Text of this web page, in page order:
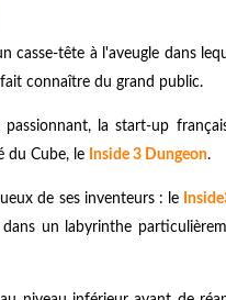
casse-tête à l'aveugle dans
connaître du grand public.
la start-up
du Cube, le Inside 3 Dungeon.
de ses inventeurs : le
un labyrinthe